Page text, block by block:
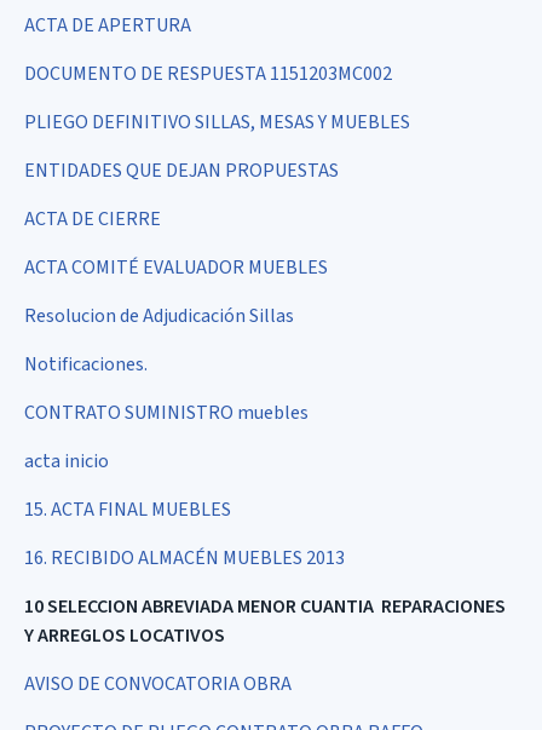
ACTA DE APERTURA
DOCUMENTO DE RESPUESTA 1151203MC002
PLIEGO DEFINITIVO SILLAS, MESAS Y MUEBLES
ENTIDADES QUE DEJAN PROPUESTAS
ACTA DE CIERRE
ACTA COMITÉ EVALUADOR MUEBLES
Resolucion de Adjudicación Sillas
Notificaciones.
CONTRATO SUMINISTRO muebles
acta inicio
15. ACTA FINAL MUEBLES
16. RECIBIDO ALMACÉN MUEBLES 2013
10 SELECCION ABREVIADA MENOR CUANTIA REPARACIONES
Y ARREGLOS LOCATIVOS
AVISO DE CONVOCATORIA OBRA